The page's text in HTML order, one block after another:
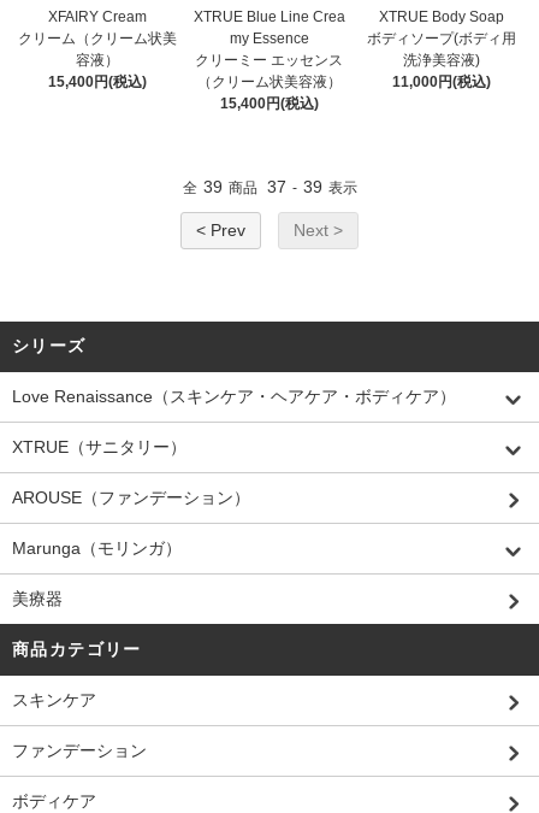
XFAIRY Cream
クリーム（クリーム状美
容液）
15,400円(税込)
XTRUE Blue Line Crea
my Essence
クリーミー エッセンス
（クリーム状美容液）
15,400円(税込)
XTRUE Body Soap
ボディソープ(ボディ用
洗浄美容液)
11,000円(税込)
全 39 商品 37 - 39 表示
< Prev Next >
シリーズ
Love Renaissance（スキンケア・ヘアケア・ボディケア）
XTRUE（サニタリー）
AROUSE（ファンデーション）
Marunga（モリンガ）
美療器
商品カテゴリー
スキンケア
ファンデーション
ボディケア